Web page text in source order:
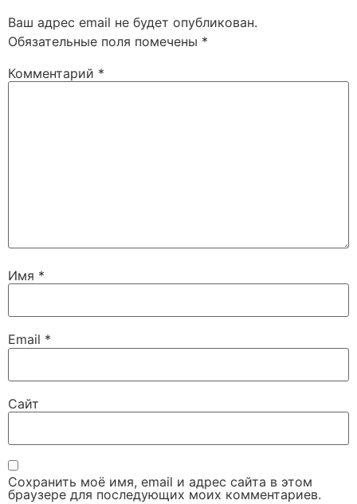
Ваш адрес email не будет опубликован.
Обязательные поля помечены *
Комментарий *
Имя *
Email *
Сайт
Сохранить моё имя, email и адрес сайта в этом
браузере для последующих моих комментариев.